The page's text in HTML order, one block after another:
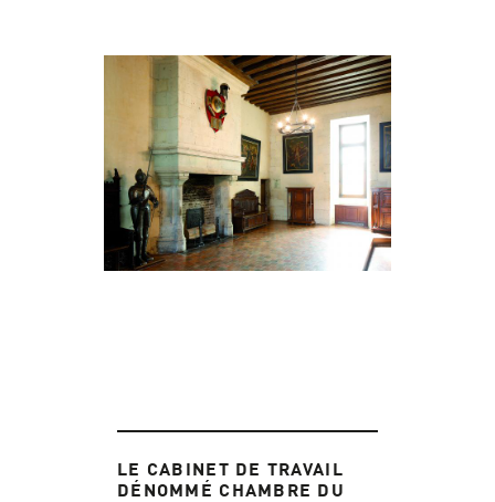
LE CABINET DE TRAVAIL
DÉNOMMÉ CHAMBRE DU